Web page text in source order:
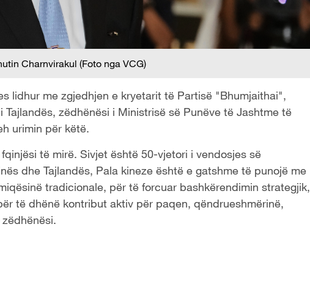
Charnvirakul (Foto nga VCG)
lidhur me zgjedhjen e kryetarit të Partisë "Bhumjaithai",
zëdhënësi i Ministrisë së Punëve të Jashtme të
urimin për këtë.
të mirë. Sivjet është 50-vjetori i vendosjes së
dhe Tajlandës, Pala kineze është e gatshme të punojë me
tradicionale, për të forcuar bashkërendimin strategjik,
të dhënë kontribut aktiv për paqen, qëndrueshmërinë,